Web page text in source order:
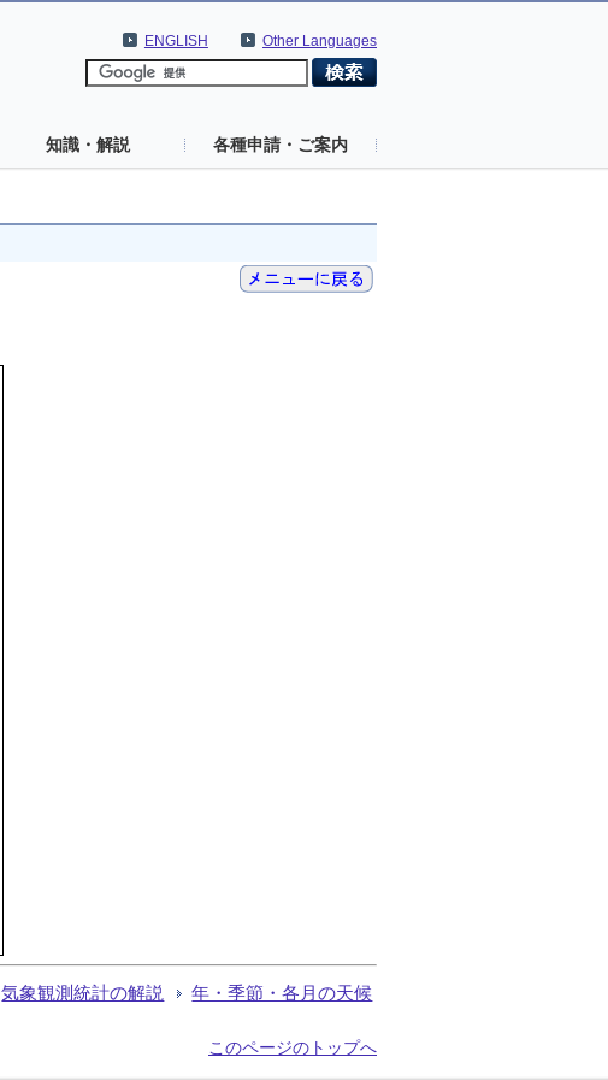
Other Languages
ENGLISH
知識・解説 各種申請・ご案内
気象観測統計の解説 年・季節・各月の天候
このページのトップへ